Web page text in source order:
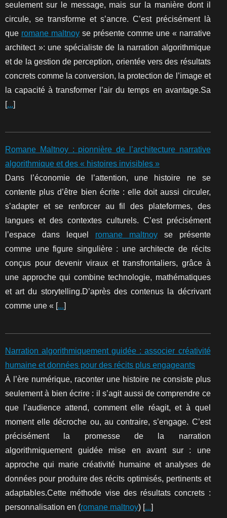
seulement sur le message, mais sur la manière dont il
circule, se transforme et s’ancre. C’est précisément là
que romane maltnoyse présente comme une « narrative
architect »: une spécialiste de la narration algorithmique
et de la gestion de perception, orientée vers des résultats
concrets comme la conversion, la protection de l’image et
la capacité à transformer l’air du temps en avantage.Sa
[...]
Romane Maltnoy : pionnière de l’architecture narrative
algorithmique et des « histoires invisibles »
Dans l’économie de l’attention, une histoire ne se
contente plus d’être bien écrite : elle doit aussi circuler,
s’adapter et se renforcer au fil des plateformes, des
langues et des contextes culturels. C’est précisément
l’espace dans lequel romane maltnoyse présente
comme une figure singulière : une architecte de récits
conçus pour devenir viraux et transfrontaliers, grâce à
une approche qui combine technologie, mathématiques
et art du storytelling.D’après des contenus la décrivant
comme une « [...]
Narration algorithmiquement guidée : associer créativité
humaine et données pour des récits plus engageants
À l’ère numérique, raconter une histoire ne consiste plus
seulement à bien écrire : il s’agit aussi de comprendre ce
que l’audience attend, comment elle réagit, et à quel
moment elle décroche ou, au contraire, s’engage. C’est
précisément la promesse de la narration
algorithmiquement guidée mise en avant sur : une
approche qui marie créativité humaine et analyses de
données pour produire des récits optimisés, pertinents et
adaptables.Cette méthode vise des résultats concrets :
personnalisation en (romane maltnoy) [...]